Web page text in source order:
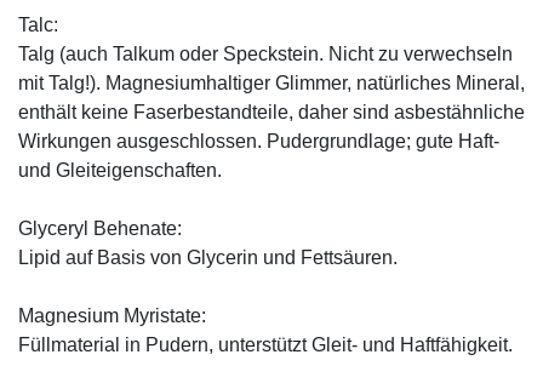
Talc:
Talg (auch Talkum oder Speckstein. Nicht zu verwechseln
mit Talg!). Magnesiumhaltiger Glimmer, natürliches Mineral,
enthält keine Faserbestandteile, daher sind asbestähnliche
Wirkungen ausgeschlossen. Pudergrundlage; gute Haft-
und Gleiteigenschaften.
Glyceryl Behenate:
Lipid auf Basis von Glycerin und Fettsäuren.
Magnesium Myristate:
Füllmaterial in Pudern, unterstützt Gleit- und Haftfähigkeit.